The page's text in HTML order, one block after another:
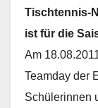
Tischtennis-
ist für die
Am
Teamday der
Schülerinnen